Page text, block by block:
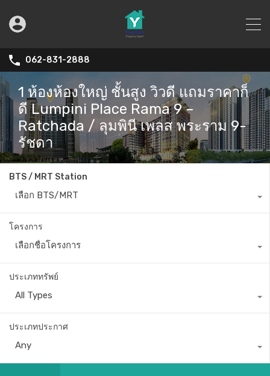
062-831-2888
1 ห้องห้องใหญ่ ชั้นสูง วิวดี แถมราคาก็
ดี Lumpini Place Rama 9 –
Ratchada / ลุมพินี เพลส พระราม 9-
รัชดา
BTS / MRT Station
เลือก BTS/MRT
โครงการ
เลือกชื่อโครงการ
ประเภททรัพย์
All Types
ประเภทประกาศ
Any